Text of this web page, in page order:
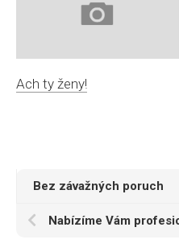
Ach ty ženy!
Bez závažných poruch
Nabízíme Vám